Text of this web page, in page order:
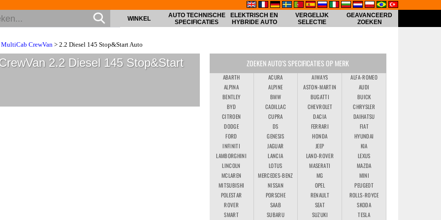
WINKEL
AUTO TECHNISCHE
SPECIFICATIES
ELEKTRISCH EN
HYBRIDE AUTO
VERGELIJK
SELECTIE
GEAVANCEERD
ZOEKEN
CrewVan > 2.2 Diesel 145 Stop&Start Auto
2.2 Diesel 145 Stop&Start
ZOEKEN AUTO'S SPECIFICATIES OP MERK
ABARTH ACURA AIWAYS
ALFA-ROMEO
ALPINA
ALPINE ASTON-MARTIN
AUDI
BENTLEY
BMW BUGATTI
BUICK
BYD
CADILLAC CHEVROLET
CHRYSLER
CITROEN
CUPRA DACIA
DAIHATSU
DODGE
DS FERRARI
FIAT
FORD
GENESIS HONDA
HYUNDAI
INFINITI
JAGUAR JEEP
KIA
LAMBORGHINI
LANCIA LAND-ROVER
LEXUS
LINCOLN
LOTUS MASERATI
MAZDA
MCLAREN
MERCEDES-BENZ MG
MINI
MITSUBISHI
NISSAN OPEL
PEUGEOT
POLESTAR
PORSCHE RENAULT
ROLLS-ROYCE
ROVER
SAAB SEAT
SKODA
SMART
SUBARU SUZUKI
TESLA